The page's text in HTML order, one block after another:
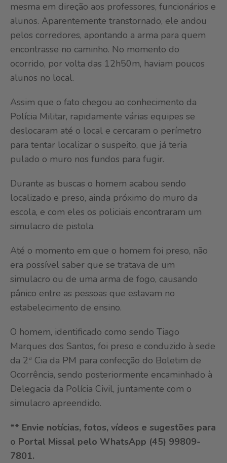
mesma em direção aos professores, funcionários e
alunos. Aparentemente transtornado, ele andou
pelos corredores, apontando a arma para quem
encontrasse no caminho. No momento do
ocorrido, por volta das 12h50m, haviam poucos
alunos no local.
Assim que o fato chegou ao conhecimento da
Polícia Militar, rapidamente várias equipes se
deslocaram até o local e cercaram o perímetro
para tentar localizar o suspeito, que já teria
pulado o muro nos fundos para fugir.
Durante as buscas o homem acabou sendo
localizado e preso, ainda próximo do muro da
escola, e com eles os policiais encontraram um
simulacro de pistola.
Até o momento em que o homem foi preso, não
era possível saber que se tratava de um
simulacro ou de uma arma de fogo, causando
pânico entre as pessoas que estavam no
estabelecimento de ensino.
O homem, identificado como sendo Tiago
Marques dos Santos, foi preso e conduzido à sede
da 2ª Cia da PM para confecção do Boletim de
Ocorrência, sendo posteriormente encaminhado à
Delegacia da Polícia Civil, juntamente com o
simulacro apreendido.
** Envie notícias, fotos, vídeos e sugestões para
o Portal Missal pelo WhatsApp (45) 99809-
7801.